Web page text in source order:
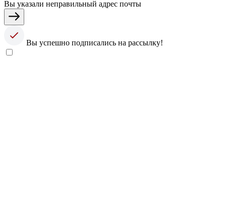
Вы указали неправильный адрес почты
Вы успешно подписались на рассылку!